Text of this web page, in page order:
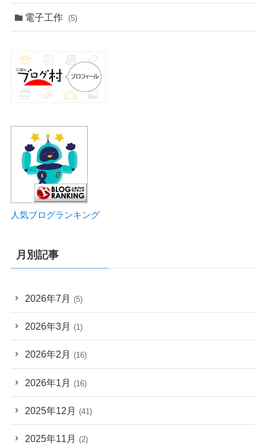
電子工作 (5)
人気ブログランキング
月別記事
2026年7月 (5)
2026年3月 (1)
2026年2月 (16)
2026年1月 (16)
2025年12月 (41)
2025年11月 (2)